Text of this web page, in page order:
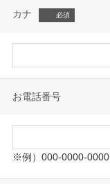
カナ
お電話番号
※例）000-0000-0000